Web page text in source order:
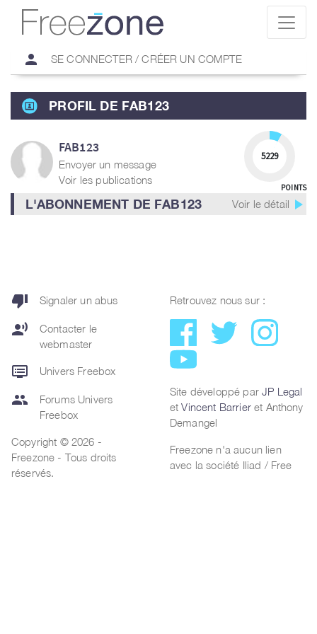
person SE CONNECTER / CRÉER UN COMPTE
PROFIL DE FAB123
FAB123
Envoyer un message
Voir les publications
5229
POINTS
L'ABONNEMENT DE FAB123 Voir le détail play_arrow
thumb_down Signaler un abus
record_voice_over
Contacter le
webmaster
dvr Univers Freebox
group
Forums Univers
Freebox
Copyright © 2026 -
Freezone - Tous droits
réservés.
Retrouvez nous sur :
Site développé parJP Legal
etVincent Barrieret Anthony
Demangel
Freezone n'a aucun lien
avec la société Iliad / Free